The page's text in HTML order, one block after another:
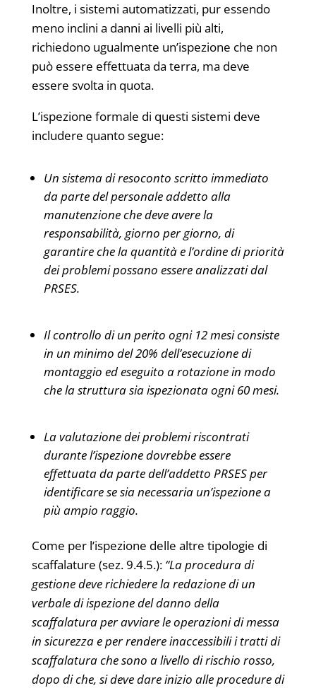
Inoltre, i sistemi automatizzati, pur essendo
meno inclini a danni ai livelli più alti,
richiedono ugualmente un’ispezione che non
può essere effettuata da terra, ma deve
essere svolta in quota.
L’ispezione formale di questi sistemi deve
includere quanto segue:
Un sistema di resoconto scritto immediato
da parte del personale addetto alla
manutenzione che deve avere la
responsabilità, giorno per giorno, di
garantire che la quantità e l’ordine di priorità
dei problemi possano essere analizzati dal
PRSES.
Il controllo di un perito ogni 12 mesi consiste
in un minimo del 20% dell’esecuzione di
montaggio ed eseguito a rotazione in modo
che la struttura sia ispezionata ogni 60 mesi.
La valutazione dei problemi riscontrati
durante l’ispezione dovrebbe essere
effettuata da parte dell’addetto PRSES per
identificare se sia necessaria un’ispezione a
più ampio raggio.
Come per l’ispezione delle altre tipologie di
scaffalature (sez. 9.4.5.): “La procedura di
gestione deve richiedere la redazione di un
verbale di ispezione del danno della
scaffalatura per avviare le operazioni di messa
in sicurezza e per rendere inaccessibili i tratti di
scaffalatura che sono a livello di rischio rosso,
dopo di che, si deve dare inizio alle procedure di